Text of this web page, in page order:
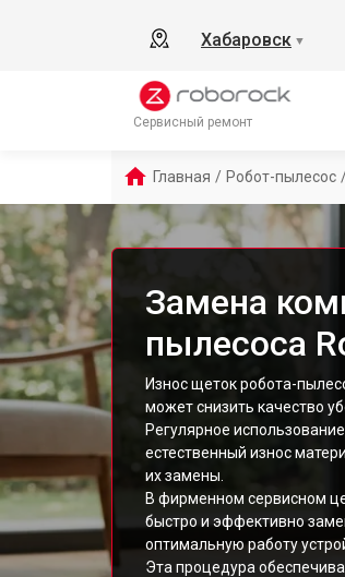
Хабаровск ▼
Сервисный ремонт
Главная / Робот-пылесос
Замена
пылесоса
Износ щеток робота-
может снизить качество
Регулярное
естественный износ
их замены.
В фирменном сервисном
быстро и эффективно
оптимальную работу
Эта процедура